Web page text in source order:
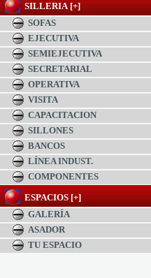
SILLERIA [+]
SOFAS
EJECUTIVA
SEMIEJECUTIVA
SECRETARIAL
OPERATIVA
VISITA
CAPACITACION
SILLONES
BANCOS
LÍNEA INDUST.
COMPONENTES
ESPACIOS [+]
GALERÍA
ASADOR
TU ESPACIO